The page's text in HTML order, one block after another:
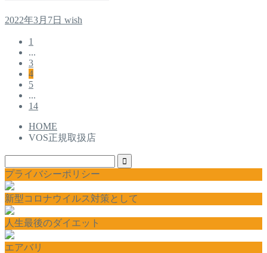
2022年3月7日 wish
1
...
3
4
5
...
14
HOME
VOS正規取扱店
プライバシーポリシー
新型コロナウイルス対策として
人生最後のダイエット
エアバリ